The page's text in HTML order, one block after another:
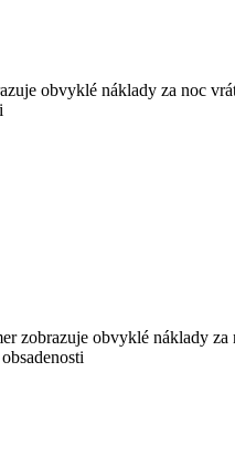
obvyklé náklady za noc
zobrazuje obvyklé náklady